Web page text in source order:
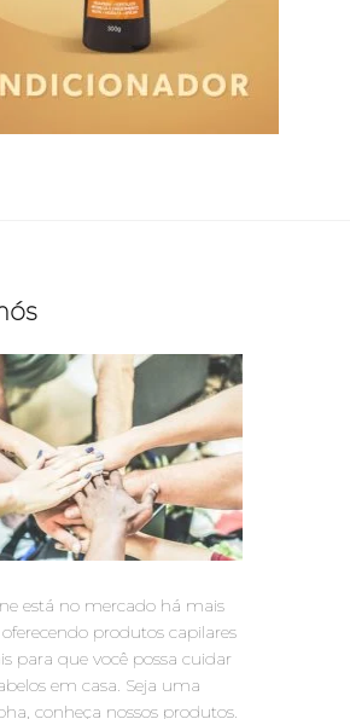
está no mercado há mais
oferecendo produtos capilares
para que você possa cuidar
em casa. Seja uma
conheça nossos produtos.